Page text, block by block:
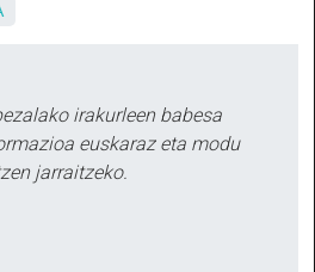
irakurleen babesa
euskaraz eta modu
jarraitzeko.